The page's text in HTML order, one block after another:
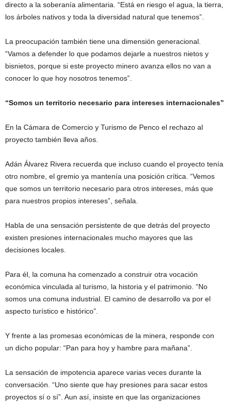
directo a la soberanía alimentaria. “Está en riesgo el agua, la tierra,
los árboles nativos y toda la diversidad natural que tenemos”.
La preocupación también tiene una dimensión generacional.
“Vamos a defender lo que podamos dejarle a nuestros nietos y
bisnietos, porque si este proyecto minero avanza ellos no van a
conocer lo que hoy nosotros tenemos”.
“Somos un territorio necesario para intereses internacionales”
En la Cámara de Comercio y Turismo de Penco el rechazo al
proyecto también lleva años.
Adán Álvarez Rivera recuerda que incluso cuando el proyecto tenía
otro nombre, el gremio ya mantenía una posición crítica. “Vemos
que somos un territorio necesario para otros intereses, más que
para nuestros propios intereses”, señala.
Habla de una sensación persistente de que detrás del proyecto
existen presiones internacionales mucho mayores que las
decisiones locales.
Para él, la comuna ha comenzado a construir otra vocación
económica vinculada al turismo, la historia y el patrimonio. “No
somos una comuna industrial. El camino de desarrollo va por el
aspecto turístico e histórico”.
Y frente a las promesas económicas de la minera, responde con
un dicho popular: “Pan para hoy y hambre para mañana”.
La sensación de impotencia aparece varias veces durante la
conversación. “Uno siente que hay presiones para sacar estos
proyectos sí o sí”. Aun así, insiste en que las organizaciones